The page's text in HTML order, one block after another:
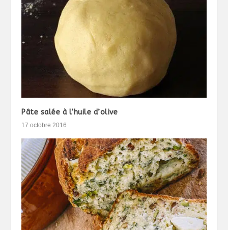
Pâte salée à l’huile d’olive
17 octobre 2016